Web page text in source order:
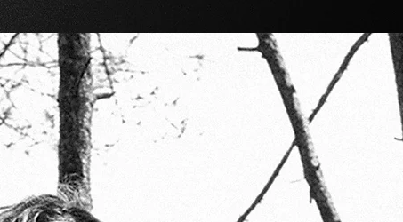
« Terriens, Terriennes, ici Sinoms »
des explorateurs. Nous avons débuté un long